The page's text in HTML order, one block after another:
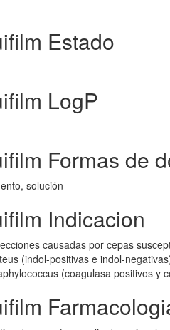
Estado
LogP
Formas de
solución
Indicacion
causadas por cepas
(indol-positivas e indol-
(coagulasa positivos y